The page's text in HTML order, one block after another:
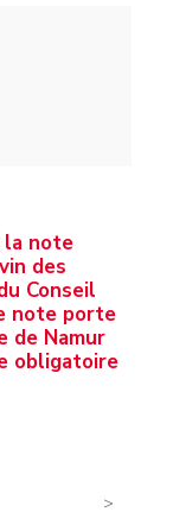
la note
des
Conseil
note porte
de Namur
obligatoire